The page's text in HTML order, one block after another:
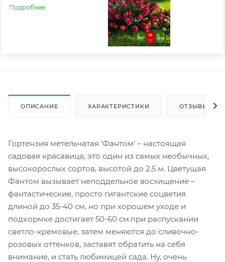
Подробнее
ОПИСАНИЕ ХАРАКТЕРИСТИКИ ОТЗЫВЫ
Гортензия метельчатая 'Фантом' – настоящая
садовая красавица, это один из самых необычных,
высокорослых сортов, высотой до 2.5 м. Цветущая
Фантом вызывает неподдельное восхищение –
фантастические, просто гигантские соцветия
длиной до 35-40 см, но при хорошем уходе и
подкормке достигает 50-60 см.при распускании
светло-кремовые, затем меняются до сливочно-
розовых оттенков, заставят обратить на себя
внимание, и стать любимицей сада. Ну, очень